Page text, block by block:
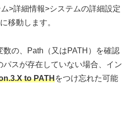
>詳細情報>システムの詳細設定
移動します。
数の、Path（又はPATH）を確認
パスが存在していない場合、イン
to PATHをつけ忘れた可能